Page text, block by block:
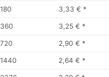
180 3,33 € *
360 3,25 € *
720 2,90 € *
1440 2,64 € *